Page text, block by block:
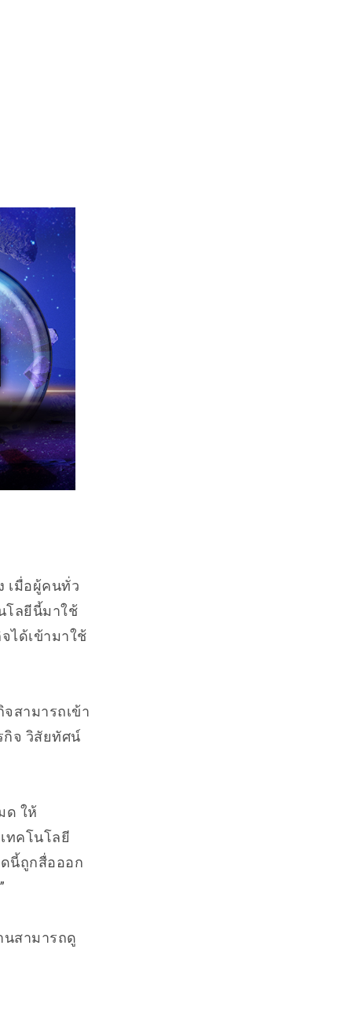
เมื่อผู้คนทั่ว
โลยีนี้มาใช้
ได้เข้ามาใช้
สามารถเข้า
กิจ วิสัยทัศน์
ด ให้
ทคโนโลยี
นี้ถูกสื่อออก
นสามารถดู